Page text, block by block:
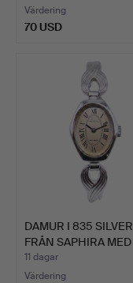
Värdering
70 USD
DAMUR I 835 SILVER
FRÅN SAPHIRA MED
MANUEL…
11 dagar
Värdering